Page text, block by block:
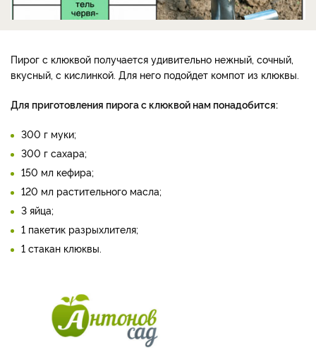
Пирог с клюквой получается удивительно нежный, сочный,
вкусный, с кислинкой. Для него подойдет компот из клюквы.
Для приготовления пирога с клюквой нам понадобится:
300 г муки;
300 г сахара;
150 мл кефира;
120 мл растительного масла;
3 яйца;
1 пакетик разрыхлителя;
1 стакан клюквы.